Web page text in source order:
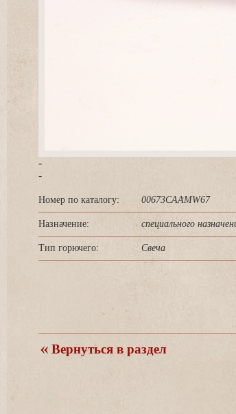
-
-
Номер по каталогу: 00673CAAMW67
Назначение: специального
Тип горючего: Свеча
ернуться в раздел